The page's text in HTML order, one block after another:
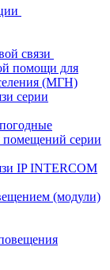
связи
помощи для
(МГН)
серии
помещений серии
IP INTERCOM
(модули)